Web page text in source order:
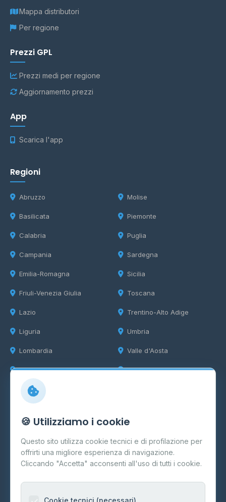
Mappa distributori
Per regione
Prezzi GPL
Prezzi medi per regione
Aggiornamento prezzi
App
Scarica l'app
Regioni
Abruzzo
Basilicata
Calabria
Campania
Emilia-Romagna
Friuli-Venezia Giulia
Lazio
Liguria
Lombardia
Marche
Molise
Piemonte
Puglia
Sardegna
Sicilia
Toscana
Trentino-Alto Adige
Umbria
Valle d'Aosta
Veneto
Info
Cos'è il GPL
FAQ
Contatti
🍪 Utilizziamo i cookie
Questo sito utilizza cookie tecnici e di profilazione per
offrirti una migliore esperienza di navigazione.
Cliccando "Accetta" acconsenti all'uso di tutti i cookie.
Cookie tecnici (necessari)